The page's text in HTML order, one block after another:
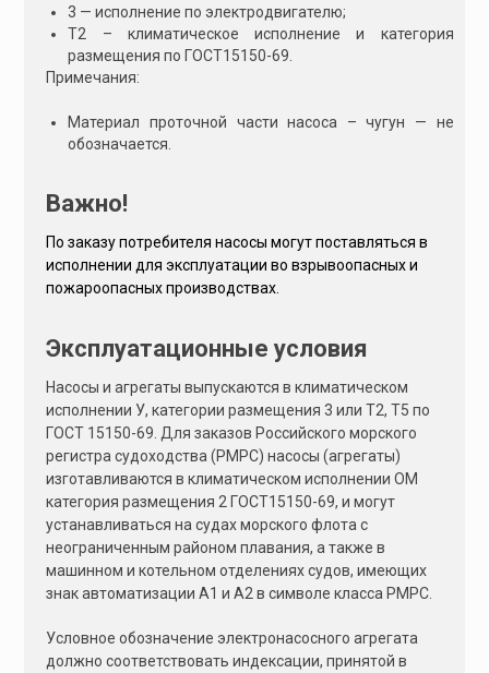
3 — исполнение по электродвигателю;
Т2 – климатическое исполнение и категория
размещения по ГОСТ15150-69.
Примечания:
Материал проточной части насоса – чугун — не
обозначается.
Важно!
По заказу потребителя насосы могут поставляться в
исполнении для эксплуатации во взрывоопасных и
пожароопасных производствах.
Эксплуатационные условия
Насосы и агрегаты выпускаются в климатическом
исполнении У, категории размещения 3 или Т2, Т5 по
ГОСТ 15150-69. Для заказов Российского морского
регистра судоходства (РМРС) насосы (агрегаты)
изготавливаются в климатическом исполнении ОМ
категория размещения 2 ГОСТ15150-69, и могут
устанавливаться на судах морского флота с
неограниченным районом плавания, а также в
машинном и котельном отделениях судов, имеющих
знак автоматизации А1 и А2 в символе класса РМРС.
Условное обозначение электронасосного агрегата
должно соответствовать индексации, принятой в